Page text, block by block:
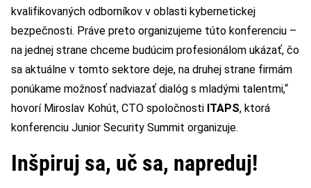
kvalifikovaných odborníkov v oblasti kybernetickej
bezpečnosti. Práve preto organizujeme túto konferenciu –
na jednej strane chceme budúcim profesionálom ukázať, čo
sa aktuálne v tomto sektore deje, na druhej strane firmám
ponúkame možnosť nadviazať dialóg s mladými talentmi,“
hovorí Miroslav Kohút, CTO spoločnosti ITAPS, ktorá
konferenciu Junior Security Summit organizuje.
Inšpiruj sa, uč sa, napreduj!